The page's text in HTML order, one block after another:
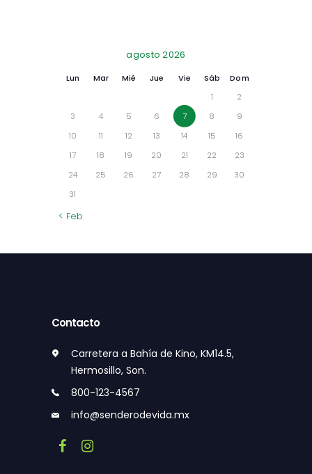
agosto 2026
Lun Mar Mié Jue Vie Sáb
Dom
1
2
3
4 5 6 7 8
9
10
11 12 13 14 15
16
17
18 19 20 21 22
23
24
25 26 27 28 29
30
31
« Feb
Contacto
Carretera a Bahía de Kino, KM14.5,
Hermosillo, Son.
800-123-4567
info@senderodevida.mx